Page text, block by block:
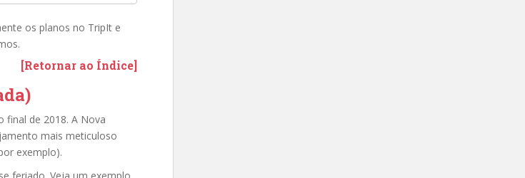
os planos no TripIt e
[Retornar ao Índice]
final de 2018. A Nova
mais meticuloso
exemplo).